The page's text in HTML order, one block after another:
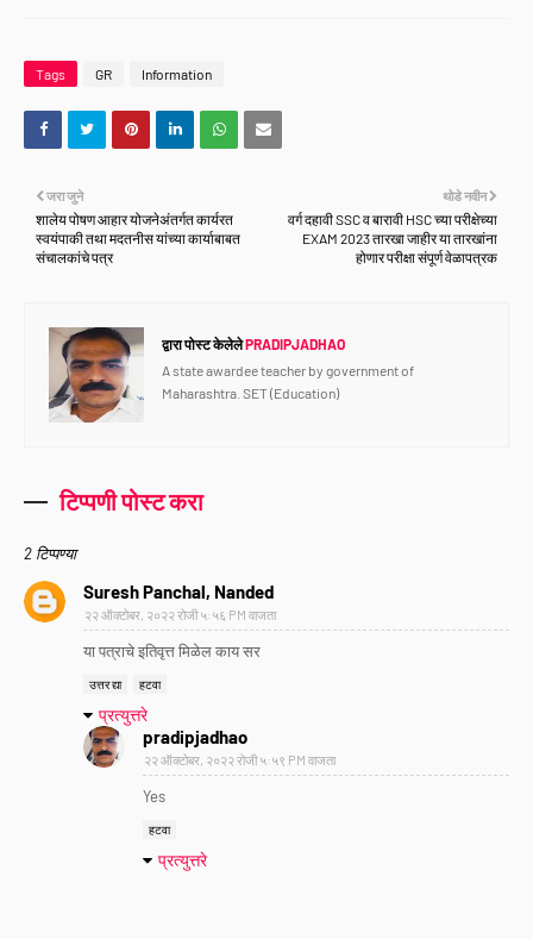
Tags GR Information
थोडे नवीन
वर्ग दहावी SSC व बारावी HSC च्या परीक्षेच्या
EXAM 2023 तारखा जाहीर या तारखांना
होणार परीक्षा संपूर्ण वेळापत्रक
जरा जुने
शालेय पोषण आहार योजनेअंतर्गत कार्यरत
स्वयंपाकी तथा मदतनीस यांच्या कार्याबाबत
संचालकांचे पत्र
द्वारा पोस्ट केलेलेPRADIPJADHAO
A state awardee teacher by government of
Maharashtra. SET (Education)
टिप्पणी पोस्ट करा
2 टिप्पण्या
Suresh Panchal, Nanded
२२ ऑक्टोबर, २०२२ रोजी ५:५६ PM वाजता
या पत्राचे इतिवृत्त मिळेल काय सर
उत्तर द्या हटवा
प्रत्युत्तरे
pradipjadhao
२२ ऑक्टोबर, २०२२ रोजी ५:५९ PM वाजता
Yes
हटवा
प्रत्युत्तरे